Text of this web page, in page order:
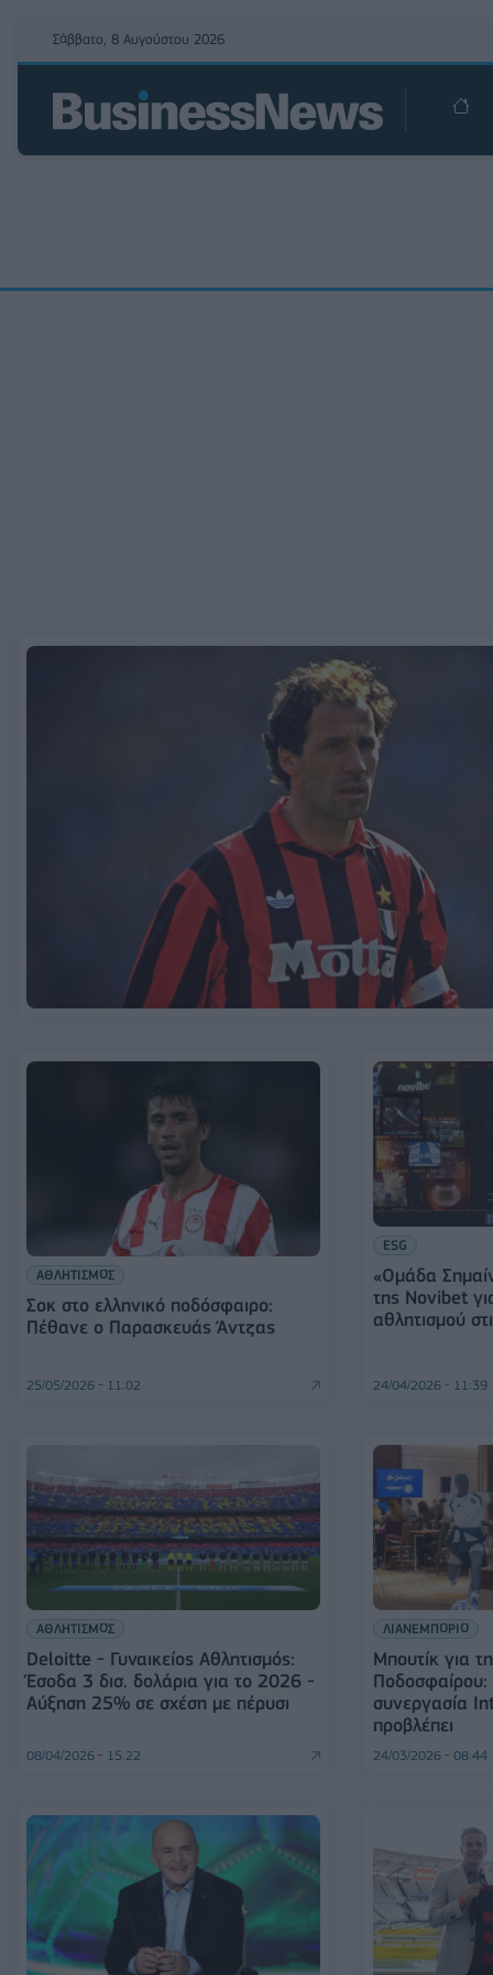
Σάββατο, 8 Αυγούστου 2026
ΑΘΛΗΤΙΣΜΟΣ
Σοκ στο ελληνικό ποδόσφαιρο:
Πέθανε ο Παρασκευάς Άντζας
25/05/2026 - 11:02
ESG
«Ομάδα
της Novibet
αθλητισμού
24/04/2026 - 11:39
ΑΘΛΗΤΙΣΜΟΣ
Deloitte - Γυναικείος Αθλητισμός:
Έσοδα 3 δισ. δολάρια για το 2026 -
Αύξηση 25% σε σχέση με πέρυσι
08/04/2026 - 15:22
ΛΙΑΝΕΜΠΟΡΙΟ
Μπουτίκ για
Ποδοσφαίρου:
συνεργασία
προβλέπει
24/03/2026 - 08:44